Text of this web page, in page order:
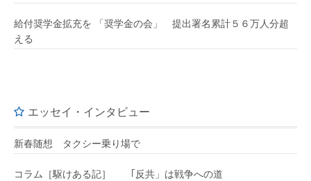
給付奨学金拡充を 「奨学金の会」 提出署名累計５６万人分超
える
エッセイ・インタビュー
新春随想 タクシー乗り場で
コラム［駆けある記］ ｢反共」は戦争への道